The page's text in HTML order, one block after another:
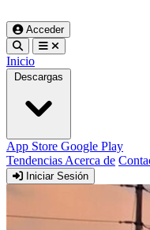
Acceder
Inicio
Descargas
App Store Google Play
Tendencias Acerca de
Iniciar Sesión